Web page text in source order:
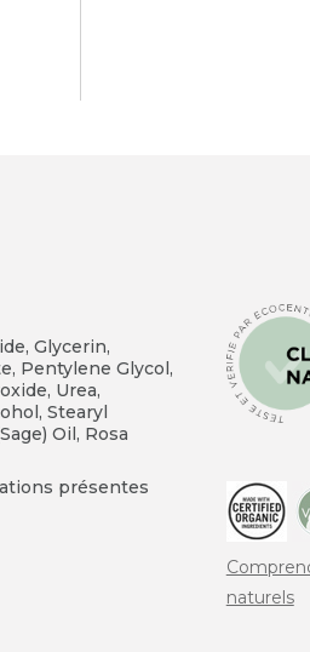
Glycerin,
Pentylene Glycol,
Urea,
Stearyl
Oil, Rosa
présentes
naturels